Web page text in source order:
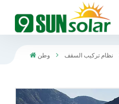
وطن نظام تركيب السقف